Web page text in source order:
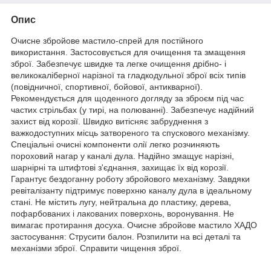
Опис
Очисне збройове мастило-спрей для постійного
використання. Застосовується для очищення та змащення
зброї. Забезпечує швидке та легке очищення дрібно- і
великокаліберної нарізної та гладкодульної зброї всіх типів
(повідничної, спортивної, бойової, антикварної).
Рекомендується для щоденного догляду за зброєм під час
частих стрільбах (у тирі, на полюванні). Забезпечує надійний
захист від корозії. Швидко витісняє забруднення з
важкодоступних місць затвореного та спускового механізму.
Спеціальні очисні компоненти олії легко розчиняють
пороховий нагар у каналі дула. Надійно змащує нарізні,
шарнірні та штифтові з'єднання, захищає їх від корозії.
Гарантує бездоганну роботу збройового механізму. Завдяки
ревіталізанту підтримує поверхню каналу дула в ідеальному
стані. Не містить лугу, нейтральна до пластику, дерева,
пофарбованих і лакованих поверхонь, воронування. Не
вимагає протирання досуха. Очисне збройове мастило ХАДО
застосування: Струсити балон. Розпилити на всі деталі та
механізми зброї. Справити чищення зброї.